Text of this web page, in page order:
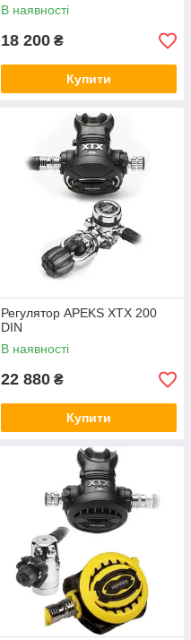
В наявності
18 200 ₴
Купити
Регулятор APEKS XTX 200
DIN
В наявності
22 880 ₴
Купити